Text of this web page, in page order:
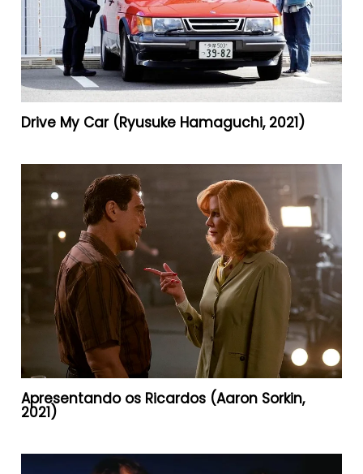
Drive My Car (Ryusuke Hamaguchi, 2021)
Apresentando os Ricardos (Aaron Sorkin,
2021)